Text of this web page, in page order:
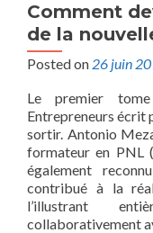
Comment
de la
Posted on 26 juin
Le premier
Entrepreneurs écrit
sortir. Antonio
formateur en PNL
également
contribué à la
l’illustrant
collaborativement